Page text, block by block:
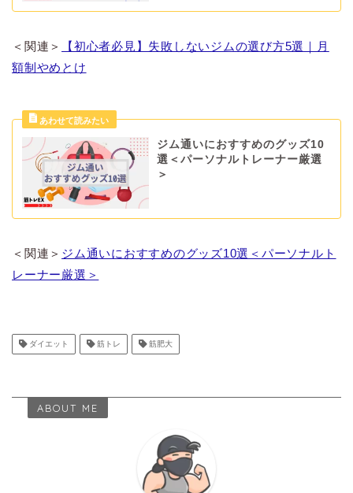
＜関連＞
【初心者必見】失敗しないジムの選び方5選｜月
額制やめとけ
ジム通いにおすすめのグッズ10
選＜パーソナルトレーナー厳選
＞
＜関連＞ ジム通いにおすすめのグッズ10選＜パーソナルト
レーナー厳選＞
ダイエット 筋トレ 筋肥大
ABOUT ME